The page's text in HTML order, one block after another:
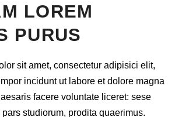
LOREM
PURUS
sit amet, consectetur adipisici elit,
incidunt ut labore et dolore magna
facere voluntate liceret: sese
studiorum, prodita quaerimus.